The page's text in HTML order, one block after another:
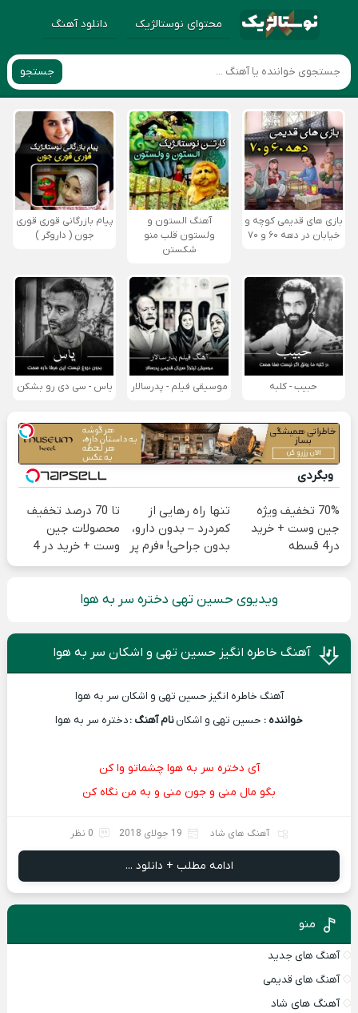
محتوای نوستالژیک دانلود آهنگ
جستجو
بازی های قدیمی کوچه و
خیابان در دهه ۶۰ و ۷۰
آهنگ الستون و
ولستون قلب منو
شکستن
پیام بازرگانی قوری قوری
جون ( داروگر )
حبیب - کلبه موسیقی فیلم - پدرسالار یاس - سی دی رو بشکن
وبگردی
70% تخفیف ویژه
جین وست + خرید
در4 قسطه
تنها راه رهایی از
کمردرد – بدون دارو،
بدون جراحی! «فرم پر
کن»
تا 70 درصد تخفیف
محصولات جین
وست + خرید در 4
قسط
ویدیوی حسین تهی دختره سر به هوا
آهنگ خاطره انگیز حسین تهی و اشکان سر به هوا
آهنگ خاطره انگیز حسین تهی و اشکان سر به هوا
خواننده : حسین تهی و اشکاننام آهنگ :دختره سر به هوا
آی دختره سر به هوا چشماتو وا کن
بگو مال منی و جون منی و به من نگاه کن
آهنگ های شاد 19 جولای 2018 0 نظر
ادامه مطلب + دانلود ...
منو
آهنگ های جدید
آهنگ های قدیمی
آهنگ های شاد